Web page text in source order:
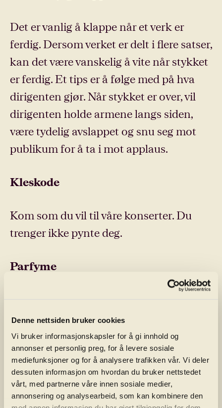
Denne nettsiden bruker cookies
Vi bruker informasjonskapsler for å gi innhold og
annonser et personlig preg, for å levere sosiale
mediefunksjoner og for å analysere trafikken vår. Vi deler
dessuten informasjon om hvordan du bruker nettstedet
vårt, med partnerne våre innen sosiale medier,
annonsering og analysearbeid, som kan kombinere den
Det er vanlig å klappe når et verk er
ferdig. Dersom verket er delt i flere satser,
kan det være vanskelig å vite når stykket
er ferdig. Et tips er å følge med på hva
dirigenten gjør. Når stykket er over, vil
dirigenten holde armene langs siden,
være tydelig avslappet og snu seg mot
publikum for å ta i mot applaus.
Kleskode
Kom som du vil til våre konserter. Du
trenger ikke pynte deg.
Parfyme
Vi oppfordrer publikum til å begrense
bruk av hårspray og parfyme.
Servering
Mat og drikke kan forhåndsbestilles i